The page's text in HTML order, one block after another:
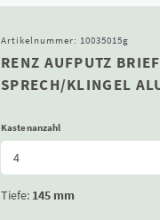
Artikelnummer: 10035015g
RENZ AUFPUTZ
SPRECH/KLINGEL
Kastenanzahl
Tiefe: 145 mm